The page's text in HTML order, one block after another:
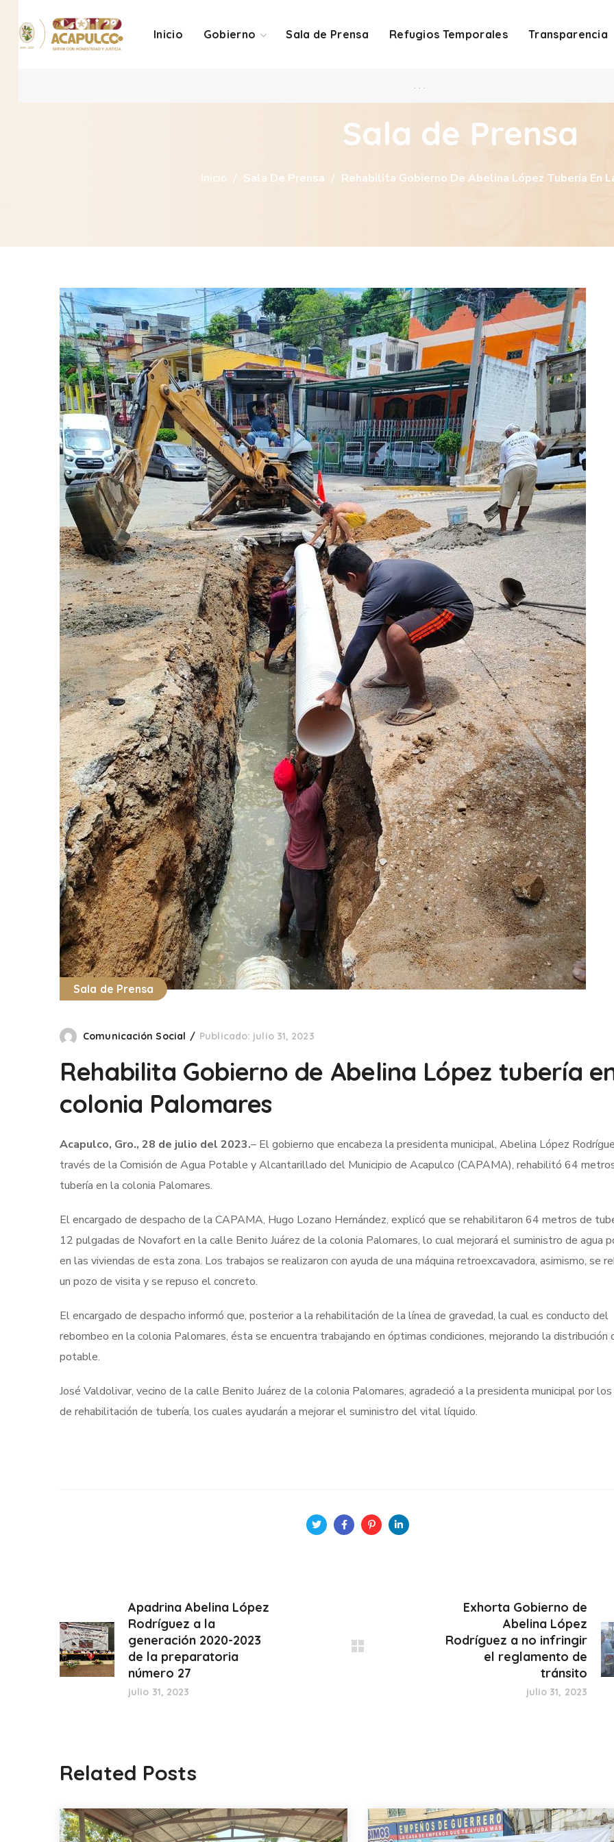
Inicio Gobierno Sala de Prensa Refugios Temporales Transparencia
. . .
Sala de Prensa
Inicio Sala De Prensa Rehabilita Gobierno De Abelina López Tubería En
Sala de Prensa
Comunicación Social Publicado: julio 31, 2023
Rehabilita Gobierno de Abelina López tubería
colonia Palomares
Acapulco, Gro., 28 de julio del 2023.– El gobierno que encabeza la presidenta municipal, Abelina López
través de la Comisión de Agua Potable y Alcantarillado del Municipio de Acapulco (CAPAMA), rehabilitó 64
tubería en la colonia Palomares.
El encargado de despacho de la CAPAMA, Hugo Lozano Hernández, explicó que se rehabilitaron 64 metros de
12 pulgadas de Novafort en la calle Benito Juárez de la colonia Palomares, lo cual mejorará el suministro de agua
en las viviendas de esta zona. Los trabajos se realizaron con ayuda de una máquina retroexcavadora, asimismo, se
un pozo de visita y se repuso el concreto.
El encargado de despacho informó que, posterior a la rehabilitación de la línea de gravedad, la cual es conducto del
rebombeo en la colonia Palomares, ésta se encuentra trabajando en óptimas condiciones, mejorando la distribución
potable.
José Valdolivar, vecino de la calle Benito Juárez de la colonia Palomares, agradeció a la presidenta municipal por
de rehabilitación de tubería, los cuales ayudarán a mejorar el suministro del vital líquido.
Apadrina Abelina López
Rodríguez a la
generación 2020-2023
de la preparatoria
número 27
julio 31, 2023
Exhorta Gobierno de
Abelina López
Rodríguez a no infringir
el reglamento de
tránsito
julio 31, 2023
Related Posts